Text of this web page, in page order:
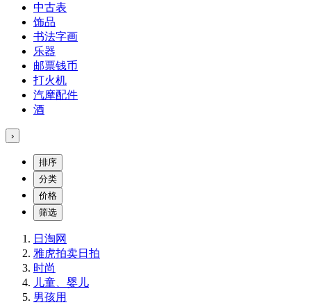
中古表
饰品
书法字画
乐器
邮票钱币
打火机
汽摩配件
酒
›
排序
分类
价格
筛选
日淘网
雅虎拍卖日拍
时尚
儿童、婴儿
男孩用